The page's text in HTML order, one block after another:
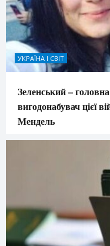
УКРАЇНА І СВІТ
Зеленський –
вигодонабувач цієї
Мендель